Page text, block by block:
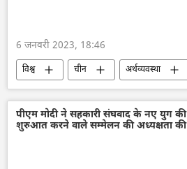
6 जनवरी 2023, 18:46
विश्व चीन अर्थव्यवस्था
भारत
पीएम मोदी ने सहकारी संघवाद के नए युग की
शुरुआत करने वाले सम्मेलन की अध्यक्षता की